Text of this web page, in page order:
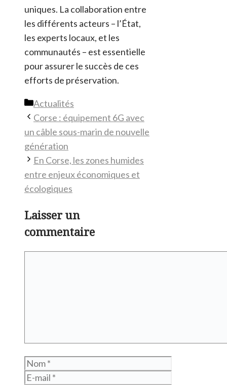
uniques. La collaboration entre
les différents acteurs – l’État,
les experts locaux, et les
communautés – est essentielle
pour assurer le succès de ces
efforts de préservation.
Catégories
Actualités
Corse : équipement 6G avec
un câble sous-marin de nouvelle
génération
En Corse, les zones humides
entre enjeux économiques et
écologiques
Laisser un
commentaire
Nom
E-